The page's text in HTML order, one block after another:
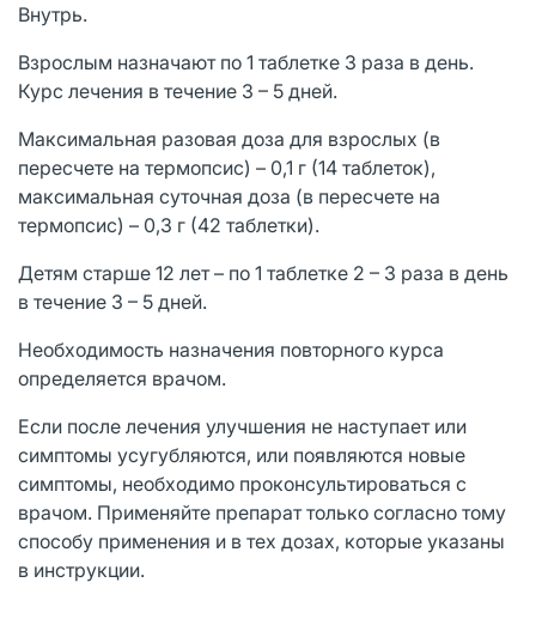
Внутрь.
Взрослым назначают по 1 таблетке 3 раза в день.
Курс лечения в течение 3 – 5 дней.
Максимальная разовая доза для взрослых (в
пересчете на термопсис) – 0,1 г (14 таблеток),
максимальная суточная доза (в пересчете на
термопсис) – 0,3 г (42 таблетки).
Детям старше 12 лет – по 1 таблетке 2 – 3 раза в день
в течение 3 – 5 дней.
Необходимость назначения повторного курса
определяется врачом.
Если после лечения улучшения не наступает или
симптомы усугубляются, или появляются новые
симптомы, необходимо проконсультироваться с
врачом. Применяйте препарат только согласно тому
способу применения и в тех дозах, которые указаны
в инструкции.